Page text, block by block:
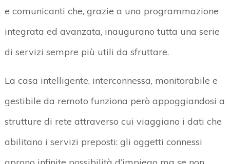
e comunicanti che, grazie a una programmazione
integrata ed avanzata, inaugurano tutta una serie
di servizi sempre più utili da sfruttare.
La casa intelligente, interconnessa, monitorabile e
gestibile da remoto funziona però appoggiandosi a
strutture di rete attraverso cui viaggiano i dati che
abilitano i servizi preposti: gli oggetti connessi